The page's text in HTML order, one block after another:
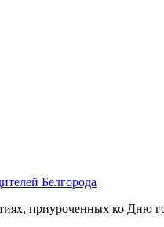
Белгорода
приуроченных ко Дню